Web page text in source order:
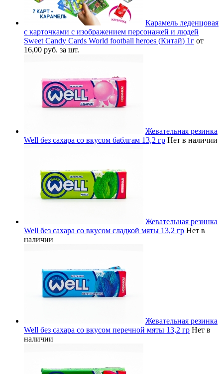
Карамель леденцовая
с карточками с изображением персонажей и людей
Sweet Candy Cards World football heroes (Китай) 1г от
16,00 руб. за шт.
Жевательная резинка
Well без сахара со вкусом баблгам 13,2 гр Нет в наличии
Жевательная резинка
Well без сахара со вкусом сладкой мяты 13,2 гр Нет в
наличии
Жевательная резинка
Well без сахара со вкусом перечной мяты 13,2 гр Нет в
наличии